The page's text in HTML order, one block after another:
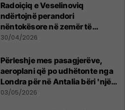
Radoiçiq e Veselinoviq
ndërtojnë perandori
nëntokësore në zemër të
Beogradit, nën vilat e tyre
30/04/2026
Përleshje mes pasagjerëve,
aeroplani që po udhëtonte nga
Londra për në Antalia bëri 'një
ulje emergjente' në Prishtinë
03/05/2026